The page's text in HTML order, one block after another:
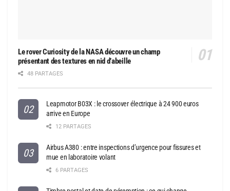
Le rover Curiosity de la NASA découvre un champ
présentant des textures en nid d’abeille
48 PARTAGES
Leapmotor B03X : le crossover électrique à 24 900 euros
arrive en Europe
12 PARTAGES
Airbus A380 : entre inspections d’urgence pour fissures et
mue en laboratoire volant
6 PARTAGES